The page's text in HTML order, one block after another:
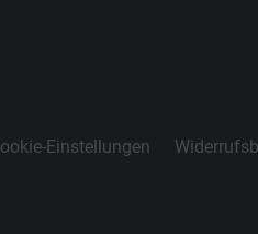
Einstellungen